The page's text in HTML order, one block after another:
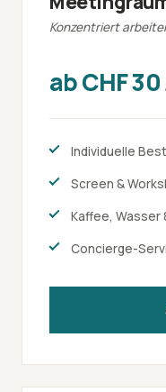
Konzentriert
ab CHF 30
Individuelle
Screen &
Kaffee, Wasser
Concierge-